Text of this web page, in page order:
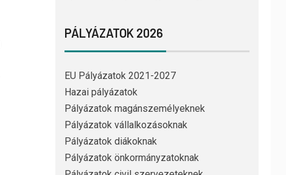
PÁLYÁZATOK 2026
EU Pályázatok 2021-2027
Hazai pályázatok
Pályázatok magánszemélyeknek
Pályázatok vállalkozásoknak
Pályázatok diákoknak
Pályázatok önkormányzatoknak